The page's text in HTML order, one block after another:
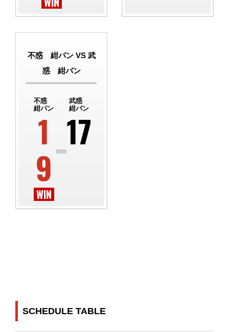
不惑 紺パン VS 武
惑 紺パン
不惑
紺パン
武惑
紺パン
1
9
17
SCHEDULE TABLE